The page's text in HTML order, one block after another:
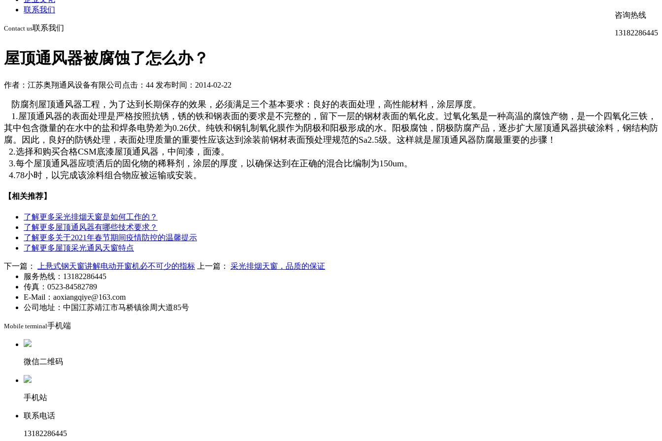
咨询热线
13182286445
屋顶通风器被腐蚀了怎么办？
作者：江苏奥翔通风设备有限公司 点击：44 发布时间：2014-02-22
防腐剂屋顶通风器工程，为了达到长期保存的效果，必须满足三个基本要求：良好的表面处理，高性能材料，涂层厚度。
1.屋顶通风器的表面处理是严格按照抗锈，锈的铁和钢表面的要求是不完整的，留下一层的钢材表面的氧化皮。过氧化氢是一种高温的腐蚀产物，是一个四氧化三铁，
其中包含微量的在水中的盐和焊条电势差为0.26伏。纯铁和钢轧制氧化膜作为阴极和阳极形成的水。阳极腐蚀，阴极防腐产品，逐步扩大屋顶通风器拱破涂料，钢结构防
腐。因此，良好的防锈处理，表面处理质量的重要性应该达到涂装前钢材表面预处理规范的Sa2.5级。这样就是屋顶通风器防腐最重要的步骤！
2.选择和购买合格CSM底漆屋顶通风器，中间漆，面漆。
3.每个屋顶通风器应喷洒后的固化物的稀释剂，涂层的厚度，以确保达到在正确的混合比编制为150um。
4.78小时，以完成该涂料组合物应被运输或安装。
【相关推荐】
了解更多采光排烟天窗是如何工作的？
了解更多屋顶通风器有哪些技术要求？
了解更多关于2021年春节期间疫情防控的温馨提示
了解更多屋顶采光通风天窗特点
下一篇： 上悬式钢天窗讲解电动开窗机必不可少的指标 上一篇： 采光排烟天窗，品质的保证
联系我们
Contact us联系我们
服务热线：13182286445
传真：0523-84582789
E-Mail：aoxiangqiye@163.com
公司地址：中国江苏靖江市马桥镇徐周大道85号
Mobile terminal手机端
微信二维码
手机站
联系电话
13182286445